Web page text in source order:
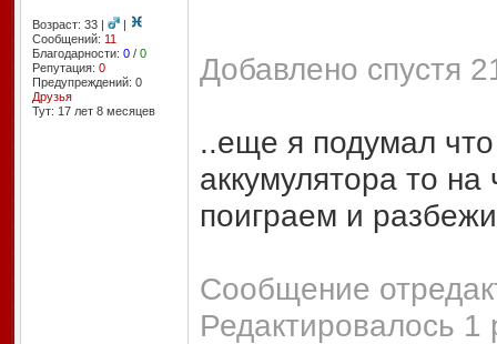
Возраст: 33 |
|
Сообщений: 11
Благодарности: 0/ 0
Репутация: 0
Предупреждений: 0
Друзья
Тут: 17 лет 8 месяцев
Добавлено спустя
..еще я подумал
аккумулятора то
поиграем и
Сообщение
Редактировалось 1